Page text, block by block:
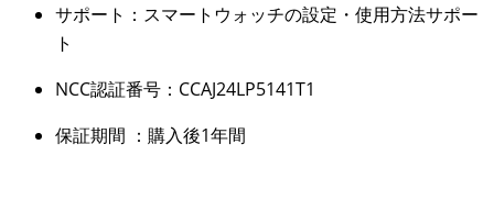
サポート：スマートウォッチの設定・使用方法サポー
ト
NCC認証番号：CCAJ24LP5141T1
保証期間 ：購入後1年間